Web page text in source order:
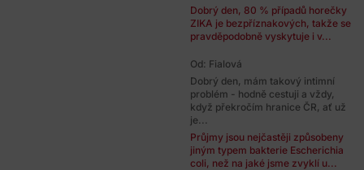
Dobrý den, 80 % případů horečky
ZIKA je bezpříznakových, takže se
pravděpodobně vyskytuje i v...
Od: Fialová
Dobrý den, mám takový intimní
problém - hodně cestuji a vždy,
když překročím hranice ČR, ať už
je...
Průjmy jsou nejčastěji způsobeny
jiným typem bakterie Escherichia
coli, než na jaké jsme zvyklí u...